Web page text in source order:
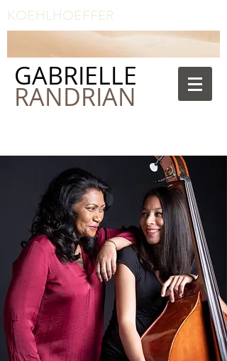
KOEHLHOEFFER
GABRIELLE
RANDRIAN